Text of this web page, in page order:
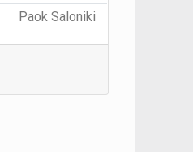
Paok Saloniki